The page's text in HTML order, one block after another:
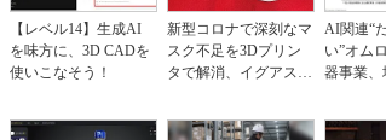
【レベル14】生成AI
を味方に、3D CADを
使いこなそう！
新型コロナで深刻なマ
スク不足を3Dプリン
タで解消、イグアスが
AI関連“
い”オム
器事業、